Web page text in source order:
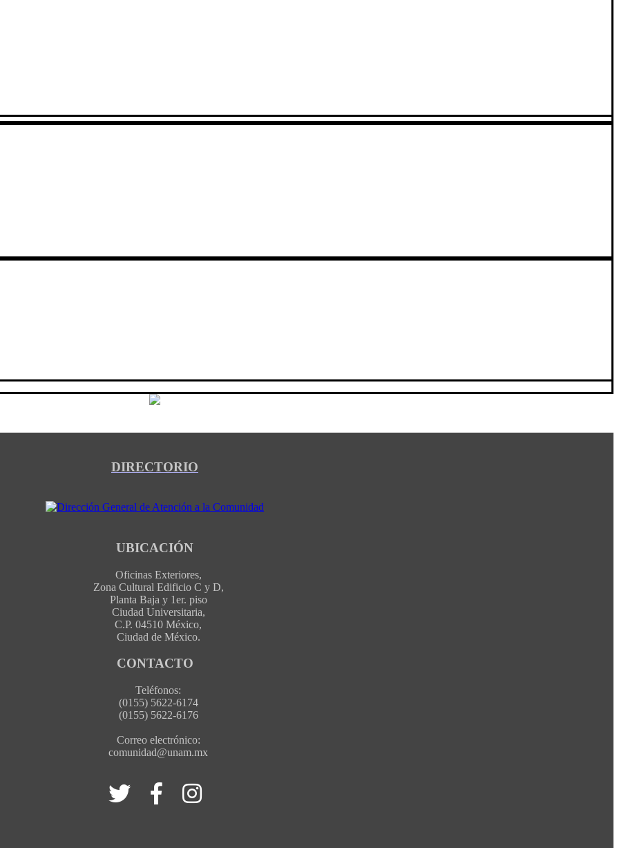
DIRECTORIO
UBICACIÓN
Oficinas Exteriores,
Zona Cultural Edificio C y D,
Planta Baja y 1er. piso
Ciudad Universitaria,
C.P. 04510 México,
Ciudad de México.
CONTACTO
Teléfonos:
(0155) 5622-6174
(0155) 5622-6176
Correo electrónico:
comunidad@unam.mx